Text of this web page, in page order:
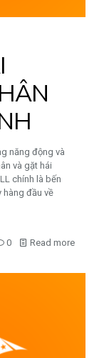
năng động và
và gặt hái
chính là bến
hàng đầu về
0 Read more